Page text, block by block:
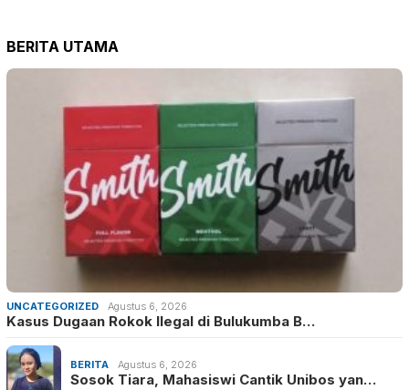
BERITA UTAMA
UNCATEGORIZED Agustus 6, 2026
Kasus Dugaan Rokok Ilegal di Bulukumba B…
BERITA Agustus 6, 2026
Sosok Tiara, Mahasiswi Cantik Unibos yan…